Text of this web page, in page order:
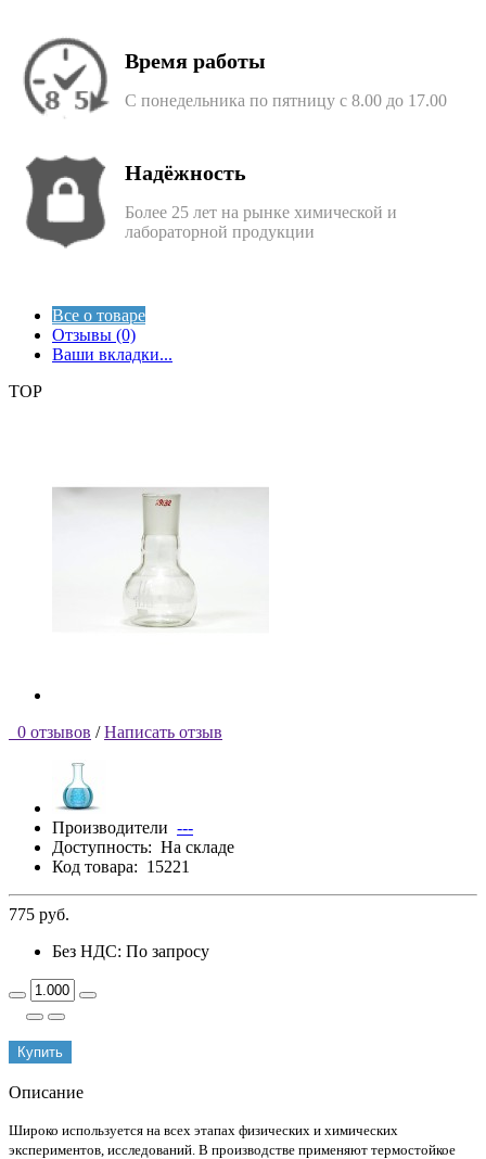
Время работы
С понедельника по пятницу с 8.00 до 17.00
Надёжность
Более 25 лет на рынке химической и
лабораторной продукции
Все о товаре
Отзывы (0)
Ваши вкладки...
TOP
0 отзывов / Написать отзыв
Производители ---
Доступность: На складе
Код товара: 15221
775 руб.
Без НДС: По запросу
Купить
Описание
Широко используется на всех этапах физических и химических
экспериментов, исследований. В производстве применяют термостойкое